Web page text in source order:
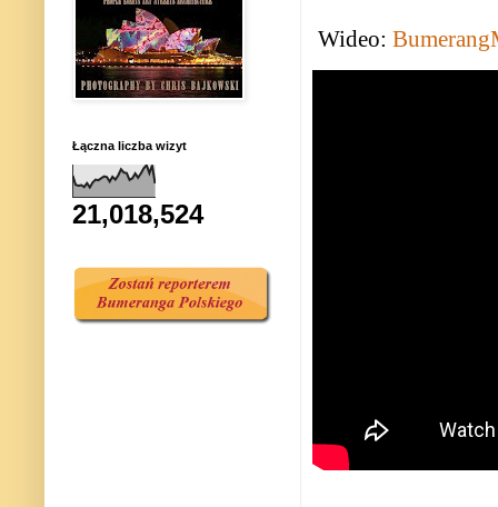
Wideo:
Łączna liczba wizyt
21,018,524